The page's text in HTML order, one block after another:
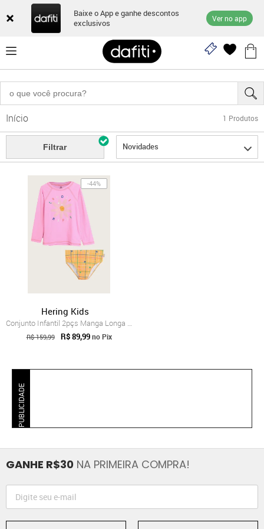
Baixe o App e ganhe descontos
exclusivos
Ver no app
Início 1 Produtos
Filtrar Novidades
-44%
Hering Kids
Conjunto Infantil 2pçs Manga Longa Herin...
R$ 159,99 R$ 89,99 no Pix
PUBLICIDADE
GANHE R$30 NA PRIMEIRA COMPRA!